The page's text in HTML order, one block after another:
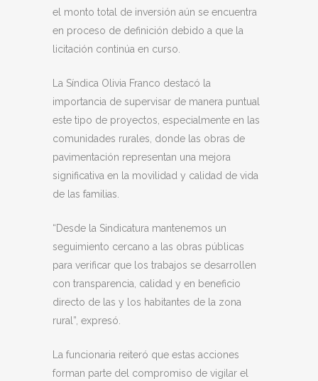
el monto total de inversión aún se encuentra
en proceso de definición debido a que la
licitación continúa en curso.
La Síndica Olivia Franco destacó la
importancia de supervisar de manera puntual
este tipo de proyectos, especialmente en las
comunidades rurales, donde las obras de
pavimentación representan una mejora
significativa en la movilidad y calidad de vida
de las familias.
“Desde la Sindicatura mantenemos un
seguimiento cercano a las obras públicas
para verificar que los trabajos se desarrollen
con transparencia, calidad y en beneficio
directo de las y los habitantes de la zona
rural”, expresó.
La funcionaria reiteró que estas acciones
forman parte del compromiso de vigilar el